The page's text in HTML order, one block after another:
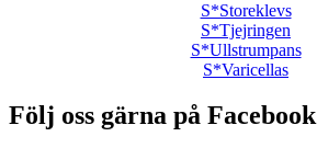
S*Storeklevs
S*Tjejringen
S*Ullstrumpans
S*Varicellas
Följ oss gärna på Facebook